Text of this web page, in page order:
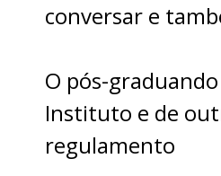
conversar e
O pós-
Instituto e de
regulamento